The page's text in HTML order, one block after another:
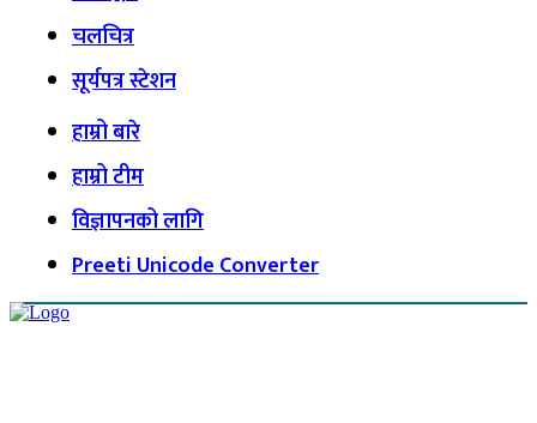
चलचित्र
सूर्यपत्र स्टेशन
हाम्रो बारे
हाम्रो टीम
विज्ञापनको लागि
Preeti Unicode Converter